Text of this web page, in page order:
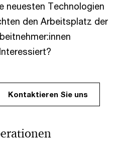
neuesten Technologien
den Arbeitsplatz der
Kontaktieren Sie uns